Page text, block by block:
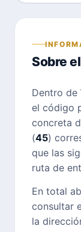
Sobre
Dentro de
el código
concreta
(45)
que las
ruta de
En total
consultar
la